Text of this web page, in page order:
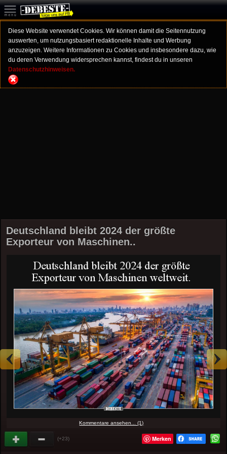
Diese Website verwendet Cookies. Wir können damit die Seitennutzung
auswerten, um nutzungsbasiert redaktionelle Inhalte und Werbung
anzuzeigen. Weitere Informationen zu Cookies und insbesondere dazu, wie
du deren Verwendung widersprechen kannst, findest du in unseren
Datenschutzhinweisen.
Deutschland bleibt 2024 der größte
Exporteur von Maschinen..
Kommentare ansehen... (1)
(+23) Merken